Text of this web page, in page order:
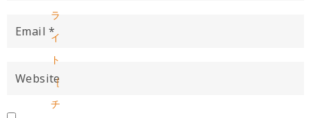
ラ
イ
ト
［
チ